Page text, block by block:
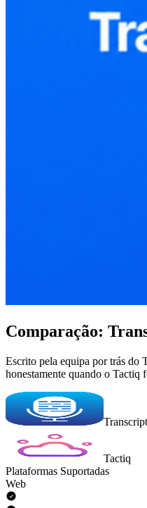
Comparação:
Escrito pela equipa por trás
honestamente quando o Tactiq
Tactiq
Plataformas Suportadas
Web